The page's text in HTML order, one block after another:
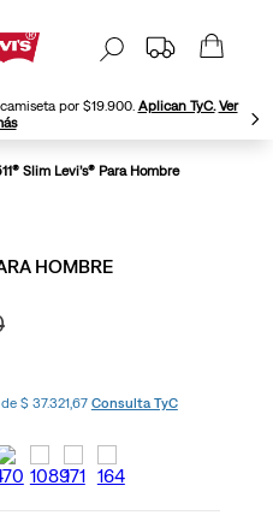
por $19.900. Aplican TyC. Ver
Slim Levi’s® Para Hombre
HOMBRE
$ 37.321,67 Consulta TyC